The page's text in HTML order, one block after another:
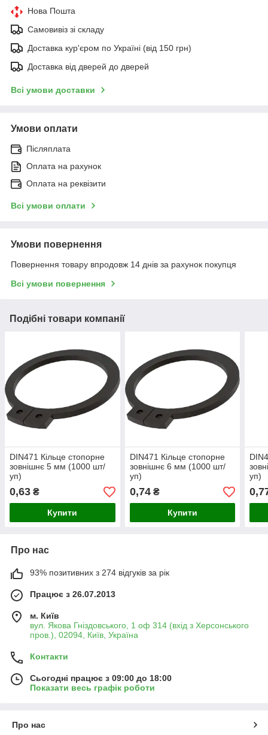
Нова Пошта
Самовивіз зі складу
Доставка кур'єром по Україні (від 150 грн)
Доставка від дверей до дверей
Всі умови доставки
Умови оплати
Післяплата
Оплата на рахунок
Оплата на реквізити
Всі умови оплати
Умови повернення
Повернення товару впродовж 14 днів за рахунок покупця
Всі умови повернення
Подібні товари компанії
DIN471 Кільце стопорне
зовнішнє 5 мм (1000 шт/
уп)
0,63 ₴
Купити
DIN471 Кільце стопорне
зовнішнє 6 мм (1000 шт/
уп)
0,74₴
Купити
уп)
Про нас
93% позитивних з 274 відгуків за рік
Працює з 26.07.2013
м. Київ
вул. Якова Гніздовського, 1 оф 314 (вхід з Херсонського
пров.), 02094, Київ, Україна
Контакти
Сьогодні працює з 09:00 до 18:00
Показати весь графік роботи
Про нас